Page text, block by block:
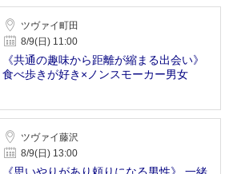
ツヴァイ町田
8/9(日) 11:00
《共通の趣味から距離が縮まる出会い》
食べ歩きが好き×ノンスモーカー男女
ツヴァイ藤沢
8/9(日) 13:00